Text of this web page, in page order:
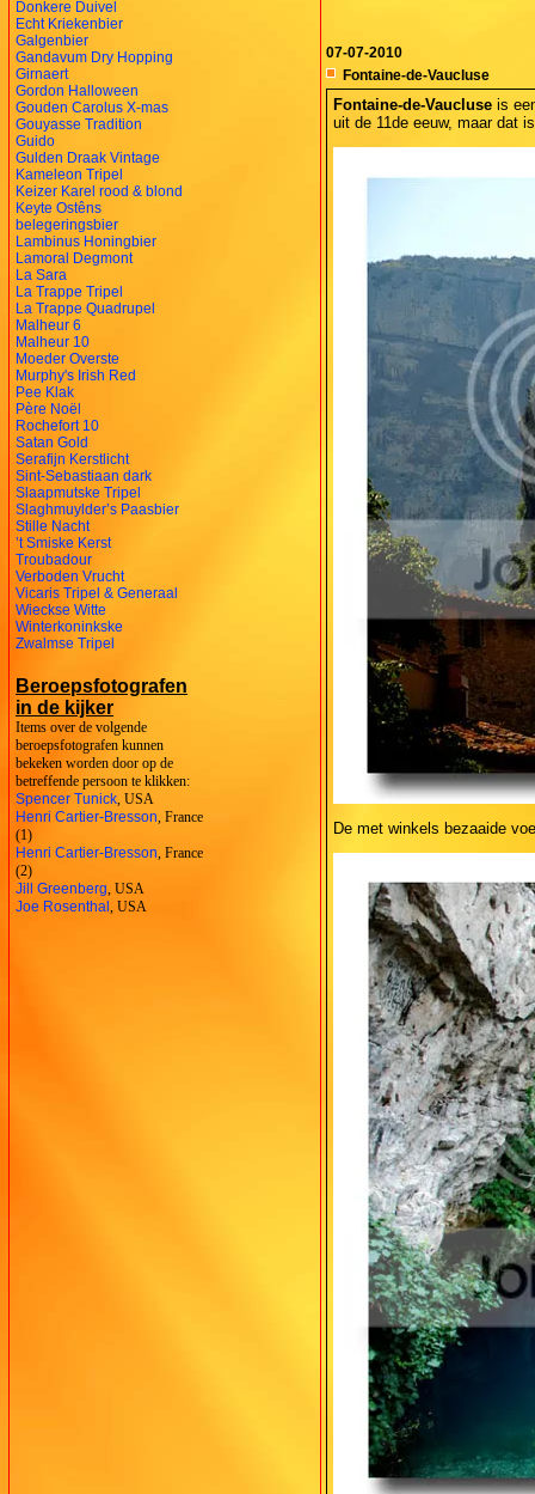
Donkere Duivel
Echt Kriekenbier
Galgenbier
Gandavum Dry Hopping
Girnaert
Gordon Halloween
Gouden Carolus X-mas
Gouyasse Tradition
Guido
Gulden Draak Vintage
Kameleon Tripel
Keizer Karel rood & blond
Keyte Ostêns
belegeringsbier
Lambinus Honingbier
Lamoral Degmont
La Sara
La Trappe Tripel
La Trappe Quadrupel
Malheur 6
Malheur 10
Moeder Overste
Murphy's Irish Red
Pee Klak
Père Noël
Rochefort 10
Satan Gold
Serafijn Kerstlicht
Sint-Sebastiaan dark
Slaapmutske Tripel
Slaghmuylder’s Paasbier
Stille Nacht
’t Smiske Kerst
Troubadour
Verboden Vrucht
Vicaris Tripel & Generaal
Wieckse Witte
Winterkoninkske
Zwalmse Tripel
Beroepsfotografen
in de kijker
Items over de volgende
beroepsfotografen kunnen
bekeken worden door op de
betreffende persoon te klikken:
Spencer Tunick , USA
Henri Cartier-Bresson , France
(1)
Henri Cartier-Bresson , France
(2)
Jill Greenberg , USA
Joe Rosenthal , USA
07-07-2010
Fontaine-de-Vaucluse
Fontaine-de-Vaucluse is
uit de 11de eeuw, maar dat
De met winkels bezaaide